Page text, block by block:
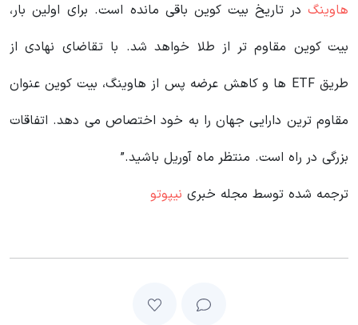
هاوینگ در تاریخ بیت کوین باقی مانده است. برای اولین بار،
بیت کوین مقاوم تر از طلا خواهد شد. با تقاضای نهادی از
طریق ETF ها و کاهش عرضه پس از هاوینگ، بیت کوین عنوان
مقاوم ترین دارایی جهان را به خود اختصاص می دهد. اتفاقات
بزرگی در راه است. منتظر ماه آوریل باشید.”
ترجمه شده توسط مجله خبری نیپوتو